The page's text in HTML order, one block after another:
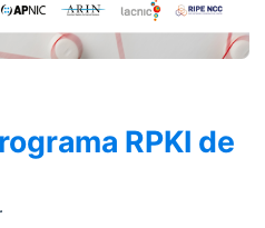
RPKI de